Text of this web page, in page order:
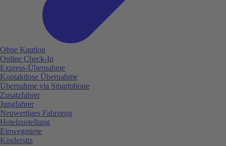
Ohne Kaution
Online Check-In
Express-Übernahme
Kontaktlose Übernahme
Übernahme via Smartphone
Zusatzfahrer
Jungfahrer
Neuwertiges Fahrzeug
Hotelzustellung
Einwegmiete
Kindersitz